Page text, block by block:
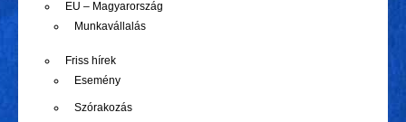
EU – Magyarország
Munkavállalás
Friss hírek
Esemény
Szórakozás